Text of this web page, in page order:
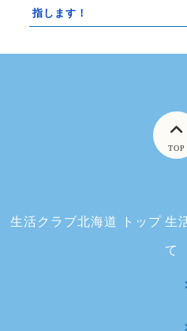
指します！
TOP
生活クラブ北海道 トップ 生
て